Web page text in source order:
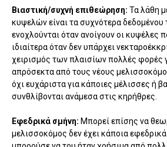
Βιαστική/συχνή επιθεώρηση: Τα λάθη
κυψελών είναι τα συχνότερα δεδομένου
ενοχλούνται όταν ανοίγουν οι κυψέλες
ιδιαίτερα όταν δεν υπάρχει
χειρισμός των πλαισίων πολλές φορές
απρόσεκτα από τους νέους
όχι ευχάριστα για κάποιες μέλισσες ή
συνθλίβονται ανάμεσα στις κηρήθρες.
Εφεδρικά σμήνη: Μπορεί επίσης να
μελισσοκόμος δεν έχει κάποια